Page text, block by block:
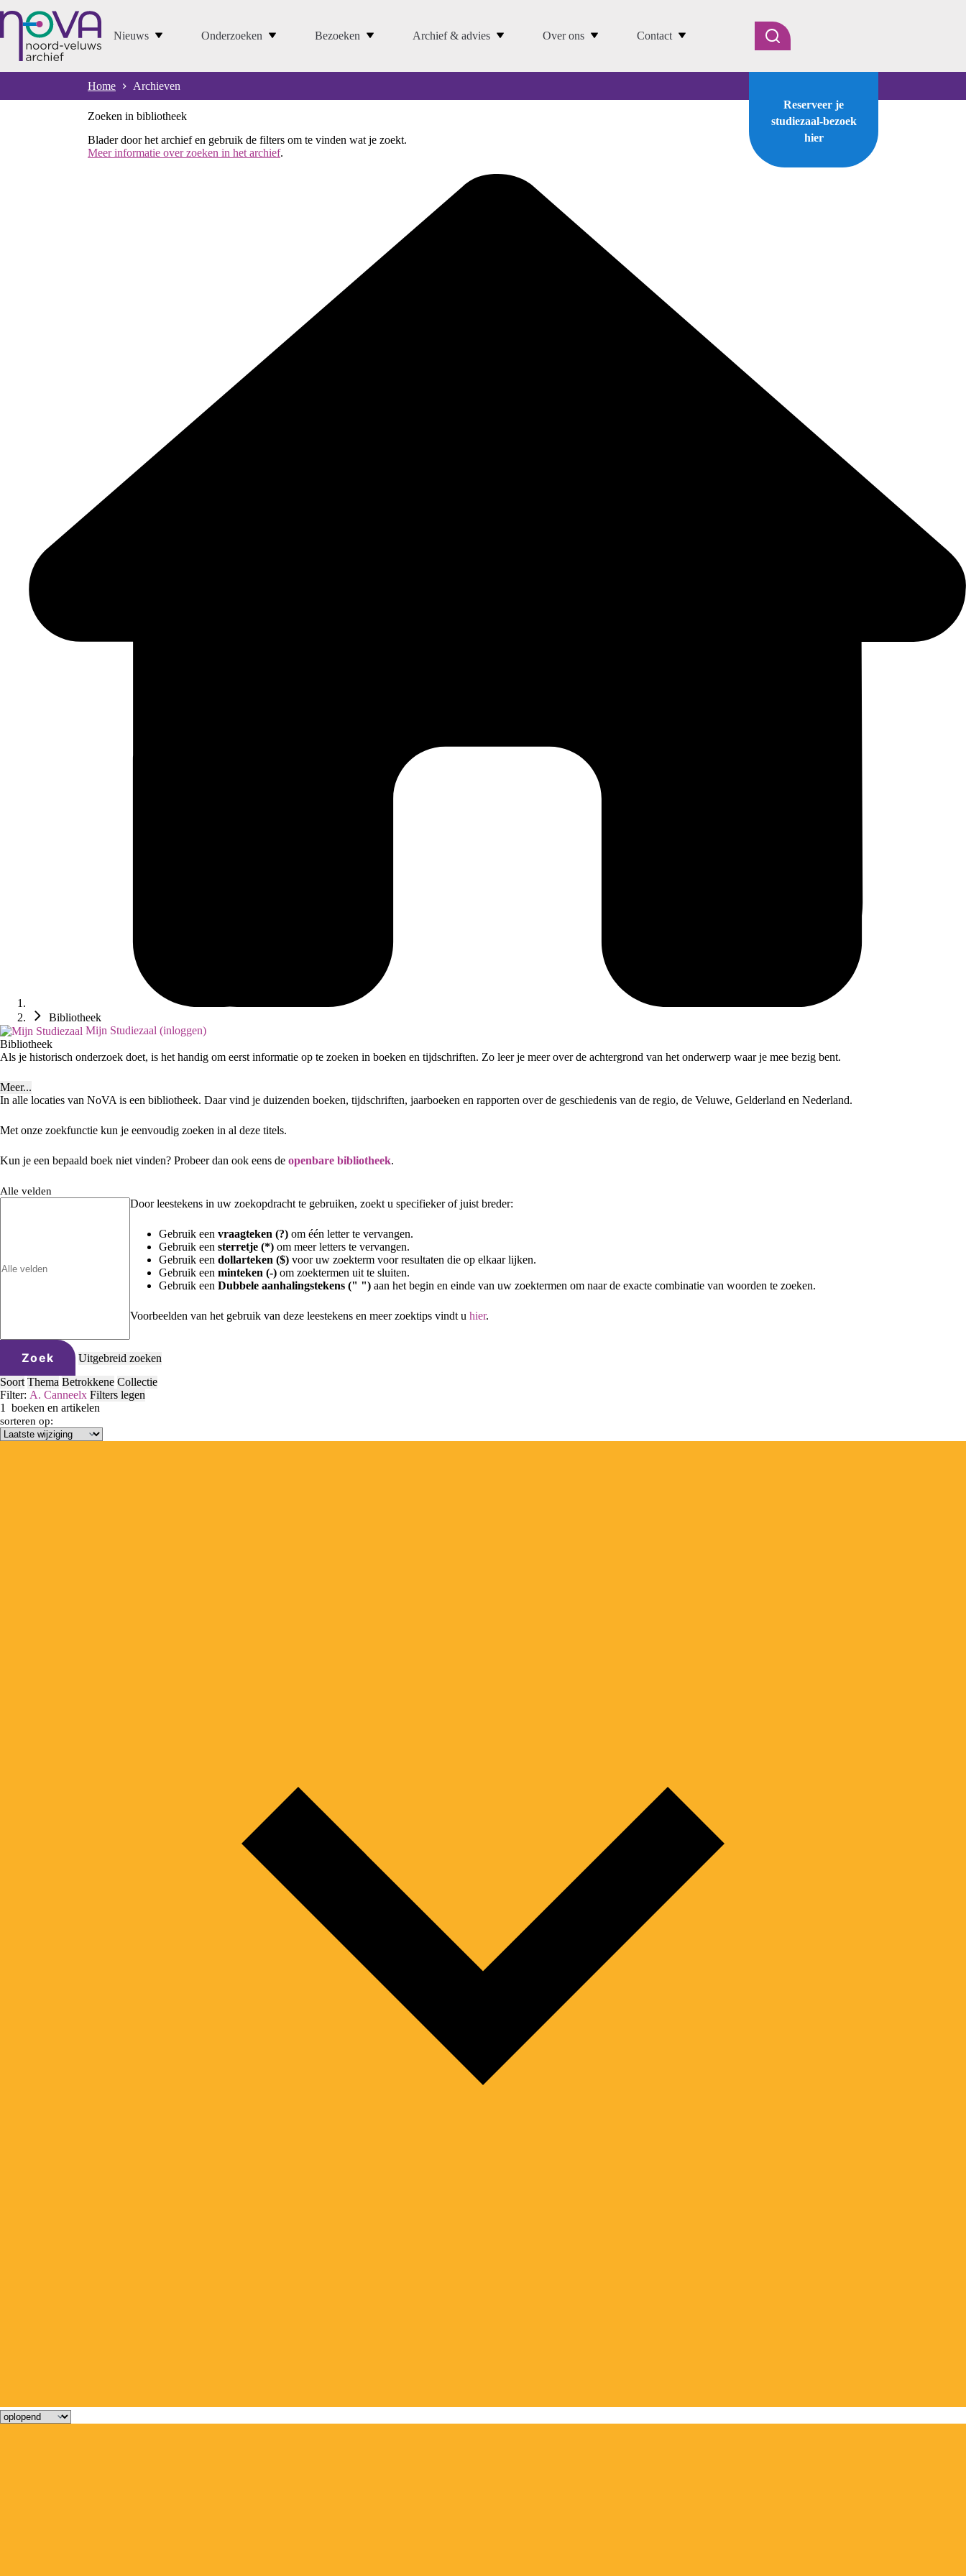
naar
inhoud
Nieuws Onderzoeken Bezoeken Archief & advies Over ons Contact
Home
Archieven
Reserveer je
studiezaal-bezoek
hier
Zoeken in bibliotheek
Blader door het archief en gebruik de filters om te vinden wat je zoekt.
Meer informatie over zoeken in het archief.
Bibliotheek
Mijn Studiezaal (inloggen)
Bibliotheek
Als je historisch onderzoek doet, is het handig om eerst informatie op te zoeken in boeken en tijdschriften. Zo leer je meer over de achtergrond van het onderwerp waar je mee bezig bent.
Meer...
In alle locaties van NoVA is een bibliotheek. Daar vind je duizenden boeken, tijdschriften, jaarboeken en rapporten over de geschiedenis van de regio, de Veluwe, Gelderland en Nederland.
Met onze zoekfunctie kun je eenvoudig zoeken in al deze titels.
Kun je een bepaald boek niet vinden? Probeer dan ook eens de openbare bibliotheek.
Alle velden
Door leestekens in uw zoekopdracht te gebruiken, zoekt u specifieker of juist breder:
Gebruik een vraagteken (?) om één letter te vervangen.
Gebruik een sterretje (*) om meer letters te vervangen.
Gebruik een dollarteken ($) voor uw zoekterm voor resultaten die op elkaar lijken.
Gebruik een minteken (-) om zoektermen uit te sluiten.
Gebruik een Dubbele aanhalingstekens (" ") aan het begin en einde van uw zoektermen om naar de exacte combinatie van woorden te zoeken.
Voorbeelden van het gebruik van deze leestekens en meer zoektips vindt u hier.
Zoek
Uitgebreid zoeken
Soort Thema Betrokkene Collectie
Filter: A. Canneelx Filters legen
1
boeken en artikelen
sorteren op: